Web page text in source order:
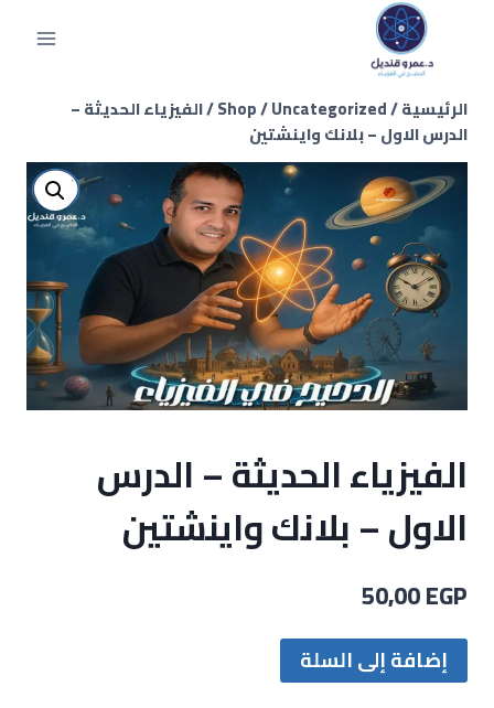
الرئيسية/
Shop/Uncategorized
/الفيزياء الحديثة –
الدرس الاول – بلانك واينشتين
الفيزياء الحديثة – الدرس
الاول – بلانك واينشتين
50,00EGP
إضافة إلى السلة